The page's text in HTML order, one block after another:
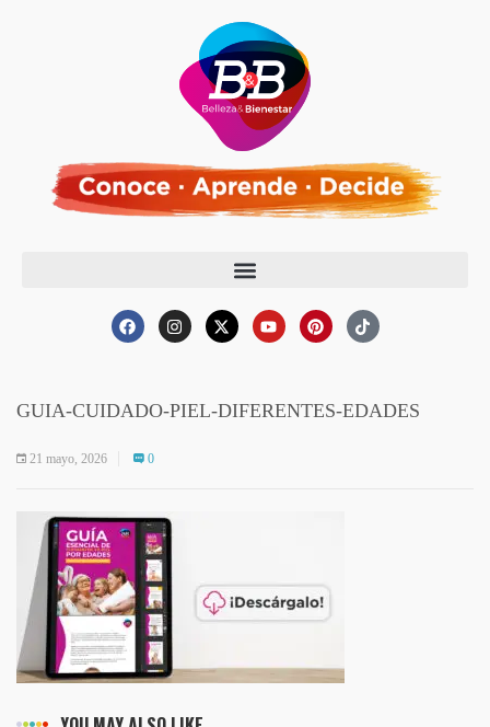
GUIA-CUIDADO-PIEL-DIFERENTES-EDADES
21 mayo, 2026 0